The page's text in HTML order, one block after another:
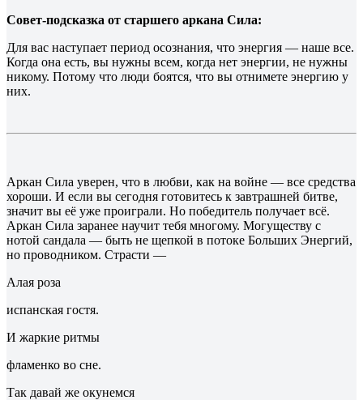
Совет-подсказка от старшего аркана Сила:
Для вас наступает период осознания, что энергия — наше все.
Когда она есть, вы нужны всем, когда нет энергии, не нужны
никому. Потому что люди боятся, что вы отнимете энергию у
них.
Аркан Сила уверен, что в любви, как на войне — все средства
хороши. И если вы сегодня готовитесь к завтрашней битве,
значит вы её уже проиграли. Но победитель получает всё.
Аркан Сила заранее научит тебя многому. Могуществу с
нотой сандала — быть не щепкой в потоке Больших Энергий,
но проводником. Страсти —
Алая роза
испанская гостя.
И жаркие ритмы
фламенко во сне.
Так давай же окунемся